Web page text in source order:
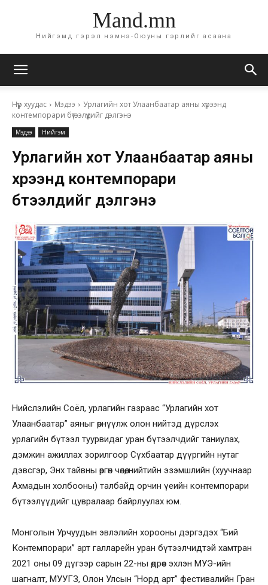
Mand.mn
Нийгэмд гэрэл нэмнэ-Оюуны гэрлийг асаана
Нүүр хуудас Мэдээ
Урлагийн хот Улаанбаатар аяны хүрээнд
контемпорари бүтээлүүдийг дэлгэнэ
Мэдээ Нийгэм
Урлагийн хот Улаанбаатар аяны
хүрээнд контемпорари
бүтээлүүдийг дэлгэнэ
Нийслэлийн Соёл, урлагийн газрaaс “Урлагийн хот
Улаанбаатар” аяныг өрнүүлж олон нийтэд дүрслэх
урлагийн бүтээл туурвидаг уран бүтээлчдийг таниулах,
дэмжин ажиллах зорилгоор Сүхбаатар дүүргийн нутаг
дэвсгэр, Энх тайвны өргөн чөлөө, нийтийн эзэмшлийн (хуучнаар
Ахмадын холбооны) талбайд орчин үeийн контемпорари
бүтээлүүдийг цувралаар байрлуулах юм.
Монголын Урчуудын эвлэлийн хорооны дэргэдэх “Бий
Контемпорари” арт галларейн уран бүтээлчидтэй хамтран
2021 оны 09 дүгээр сарын 22-ны өдрөөс эхлэн МУЭ-ийн
шагналт, МУУГЗ, Олон Улсын “Норд арт” фестивалийн Гран